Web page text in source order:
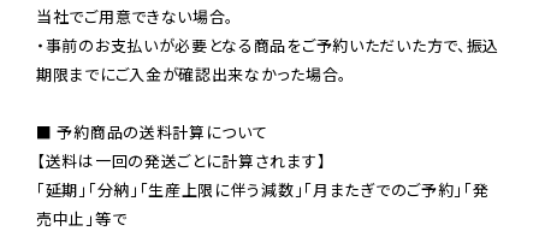
当社でご用意できない場合。
・事前のお支払いが必要となる商品をご予約いただいた方で、振込
期限までにご入金が確認出来なかった場合。
■ 予約商品の送料計算について
【送料は一回の発送ごとに計算されます】
「延期」「分納」「生産上限に伴う減数」「月またぎでのご予約」「発
売中止」等で